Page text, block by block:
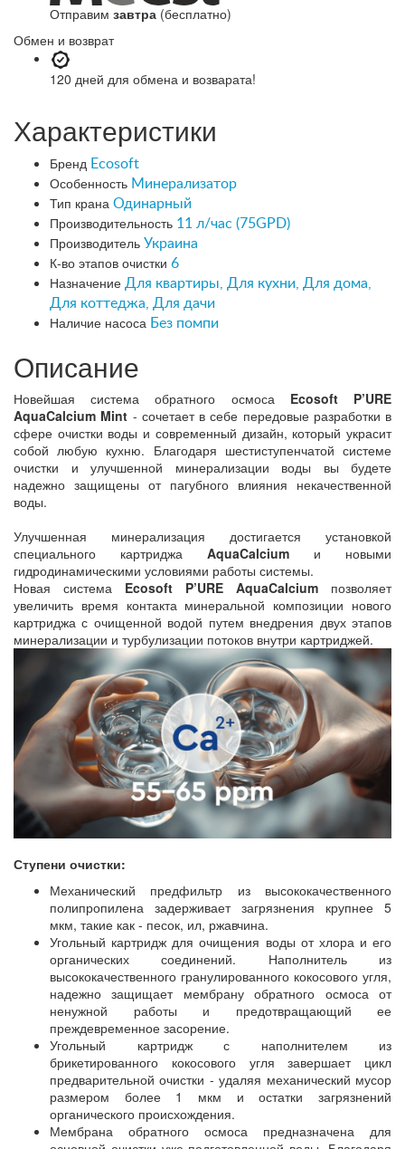
Отправим завтра (бесплатно)
Обмен и возврат
120 дней для обмена и возварата!
Характеристики
Бренд Ecosoft
Особенность Минерализатор
Тип крана Одинарный
Производительность 11 л/час (75GPD)
Производитель Украина
К-во этапов очистки 6
Назначение Для квартиры, Для кухни, Для дома,
Для коттеджа, Для дачи
Наличие насоса Без помпи
Описание
Новейшая система обратного осмоса Ecosoft P’URE
AquaCalcium Mint - сочетает в себе передовые разработки в
сфере очистки воды и современный дизайн, который украсит
собой любую кухню. Благодаря шестиступенчатой системе
очистки и улучшенной минерализации воды вы будете
надежно защищены от пагубного влияния некачественной
воды.
Улучшенная минерализация достигается установкой
специального картриджа AquaCalcium и новыми
гидродинамическими условиями работы системы.
Новая система Ecosoft P’URE AquaCalcium позволяет
увеличить время контакта минеральной композиции нового
картриджа с очищенной водой путем внедрения двух этапов
минерализации и турбулизации потоков внутри картриджей.
Ступени очистки:
Механический предфильтр из высококачественного
полипропилена задерживает загрязнения крупнее 5
мкм, такие как - песок, ил, ржавчина.
Угольный картридж для очищения воды от хлора и его
органических соединений. Наполнитель из
высококачественного гранулированного кокосового угля,
надежно защищает мембрану обратного осмоса от
ненужной работы и предотвращающий ее
преждевременное засорение.
Угольный картридж с наполнителем из
брикетированного кокосового угля завершает цикл
предварительной очистки - удаляя механический мусор
размером более 1 мкм и остатки загрязнений
органического происхождения.
Мембрана обратного осмоса предназначена для